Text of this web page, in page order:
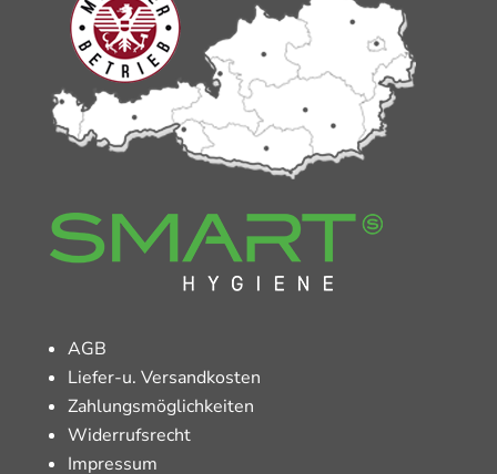
AGB
Liefer-u. Versandkosten
Zahlungsmöglichkeiten
Widerrufsrecht
Impressum